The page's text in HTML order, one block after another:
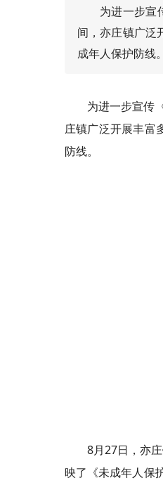
为进一步宣
间，亦庄镇广泛
成年人保护防线。
为进一步宣传
庄镇广泛开展丰富
防线。
8月27日，亦
映了《未成年人保